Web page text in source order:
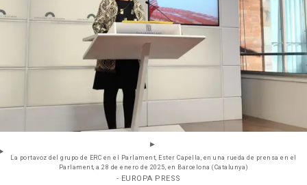
La portavoz del grupo de ERC en el Parlament, Ester Capella, en una rueda de prensa en el
Parlament, a 28 de enero de 2025, en Barcelona (Catalunya)
- EUROPA PRESS